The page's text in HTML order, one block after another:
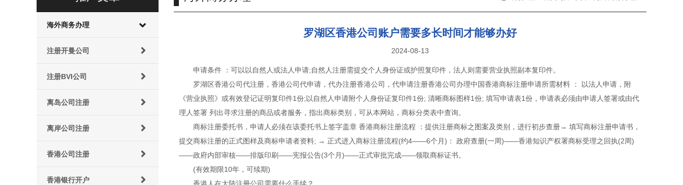
海外商务办理
注册开曼公司
注册BVI公司
离岛公司注册
离岸公司注册
香港公司注册
香港银行开户
罗湖区香港公司账户需要多长时间才能够办好
2024-08-13
申请条件 ：可以以自然人或法人申请;自然人注册需提交个人身份证或护照复印件，法人则需要营业执照副本复印件。
罗湖区香港公司代注册，香港公司代申请，代办注册香港公司，代申请注册香港公司办理中国香港商标注册申请所需材料 ： 以法人申请，附
《营业执照》或有效登记证明复印件1份;以自然人申请附个人身份证复印件1份; 清晰商标图样1份; 填写申请表1份，申请表必须由申请人签署或由代
理人签署 列出寻求注册的商品或者服务，指出商标类别，可从本网站，商标分类表中查询。
商标注册委托书，申请人必须在该委托书上签字盖章 香港商标注册流程 ：提供注册商标之图案及类别，进行初步查册→ 填写商标注册申请书，
提交商标注册的正式图样及商标申请者资料; → 正式进入商标注册流程(约4——6个月)： 政府查册(一周)——香港知识产权署商标受理之回执(2周)
——政府内部审核——排版印刷——宪报公告(3个月)——正式审批完成——领取商标证书。
(有效期限10年，可续期)